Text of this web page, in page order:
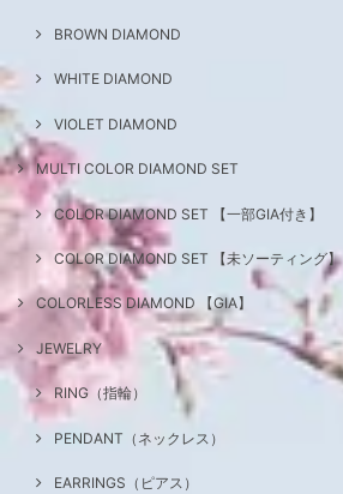
BROWN DIAMOND
WHITE DIAMOND
VIOLET DIAMOND
MULTI COLOR DIAMOND SET
COLOR DIAMOND SET 【一部GIA付き】
COLOR DIAMOND SET 【未ソーティング】
COLORLESS DIAMOND 【GIA】
JEWELRY
RING（指輪）
PENDANT（ネックレス）
EARRINGS（ピアス）